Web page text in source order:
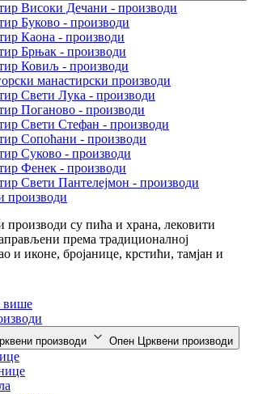
Високи Дечани - производи
Буково - производи
Каона - производи
Брњак - производи
Ковиљ - производи
манастирски производи
Свети Лука - производи
Поганово - производи
Свети Стефан - производи
Сопоћани - производи
Суково - производи
Фенек - производи
Свети Пантелејмон - производи
производи
производи су пића и храна, лековити
према традиционалној
и иконе, бројанице, крстићи, тамјан и
више
производи Опен Црквени производи